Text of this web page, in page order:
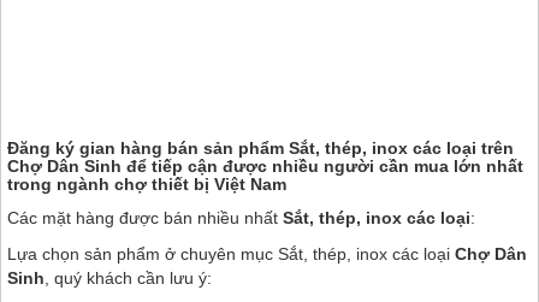
Đăng ký gian hàng bán sản phẩm Sắt, thép, inox các loại trên
Chợ Dân Sinh để tiếp cận được nhiều người cần mua lớn nhất
trong ngành chợ thiết bị Việt Nam
Các mặt hàng được bán nhiều nhất Sắt, thép, inox các loại:
Lựa chọn sản phẩm ở chuyên mục Sắt, thép, inox các loại Chợ Dân
Sinh, quý khách cần lưu ý: